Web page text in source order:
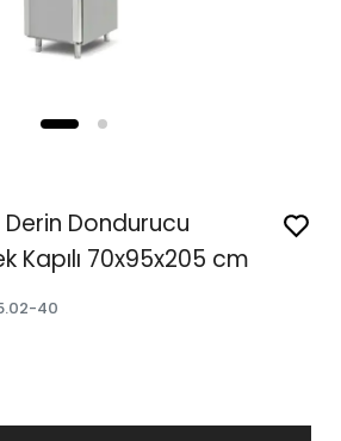
Dondurucu
Kapılı 70x95x205 cm
40